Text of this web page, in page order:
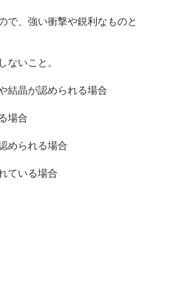
で、強い衝撃や鋭利なものと
いこと。
結晶が認められる場合
場合
められる場合
ている場合